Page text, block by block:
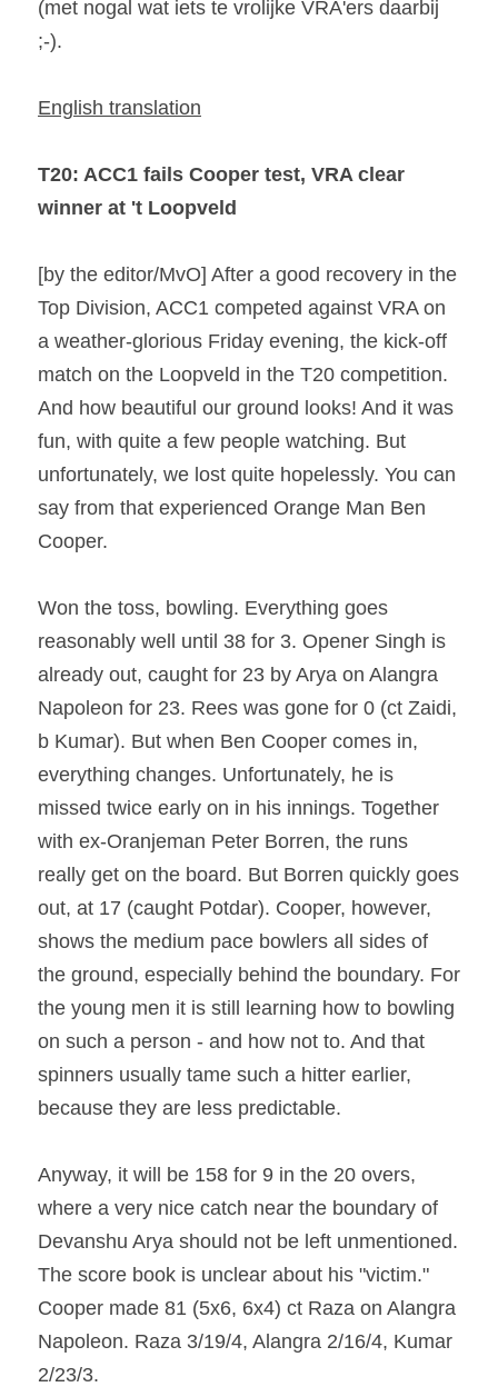
(met nogal wat iets te vrolijke VRA'ers daarbij
;-).
English translation
T20: ACC1 fails Cooper test, VRA clear
winner at 't Loopveld
[by the editor/MvO] After a good recovery in the
Top Division, ACC1 competed against VRA on
a weather-glorious Friday evening, the kick-off
match on the Loopveld in the T20 competition.
And how beautiful our ground looks! And it was
fun, with quite a few people watching. But
unfortunately, we lost quite hopelessly. You can
say from that experienced Orange Man Ben
Cooper.
Won the toss, bowling. Everything goes
reasonably well until 38 for 3. Opener Singh is
already out, caught for 23 by Arya on Alangra
Napoleon for 23. Rees was gone for 0 (ct Zaidi,
b Kumar). But when Ben Cooper comes in,
everything changes. Unfortunately, he is
missed twice early on in his innings. Together
with ex-Oranjeman Peter Borren, the runs
really get on the board. But Borren quickly goes
out, at 17 (caught Potdar). Cooper, however,
shows the medium pace bowlers all sides of
the ground, especially behind the boundary. For
the young men it is still learning how to bowling
on such a person - and how not to. And that
spinners usually tame such a hitter earlier,
because they are less predictable.
Anyway, it will be 158 for 9 in the 20 overs,
where a very nice catch near the boundary of
Devanshu Arya should not be left unmentioned.
The score book is unclear about his "victim."
Cooper made 81 (5x6, 6x4) ct Raza on Alangra
Napoleon. Raza 3/19/4, Alangra 2/16/4, Kumar
2/23/3.